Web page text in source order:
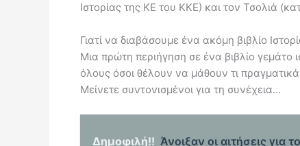
Ιστορίας της ΚΕ του ΚΚΕ) και τον Τσολιά
Γιατί να διαβάσουμε ένα ακόμη βιβλίο
Μια πρώτη περιήγηση σε ένα βιβλίο γεμάτο
όλους όσοι θέλουν να μάθουν τι
Μείνετε συντονισμένοι για τη συνέχεια…
Δημοφιλή!! Άνοιξαν οι αιτήσεις για